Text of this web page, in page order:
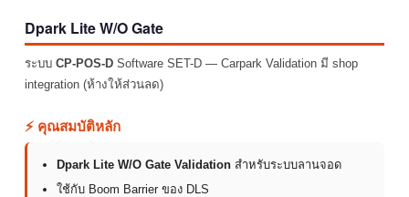
Dpark Lite W/O Gate
ระบบ CP-POS-D Software SET-D — Carpark Validation มี shop
integration (ห้างให้ส่วนลด)
⚡ คุณสมบัติหลัก
Dpark Lite W/O Gate Validation สำหรับระบบลานจอด
ใช้กับ Boom Barrier ของ DLS